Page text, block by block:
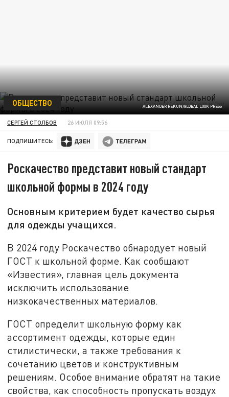
ALEXANDER REKUN/GLOBAL LOOK PRESS
ОБЩЕСТВО
СЕРГЕЙ СТОЛБОВ 26 ИЮЛЯ 09:56
ПОДПИШИТЕСЬ:
Роскачество представит новый стандарт
школьной формы в 2024 году
Основным критерием будет качество сырья
для одежды учащихся.
В 2024 году Роскачество обнародует новый
ГОСТ к школьной форме. Как сообщают
«Известия», главная цель документа
исключить использование
низкокачественных материалов.
ГОСТ определит школьную форму как
ассортимент одежды, которые един
стилистически, а также требования к
сочетанию цветов и конструктивным
решениям. Особое внимание обратят на такие
свойства, как способность пропускать воздух